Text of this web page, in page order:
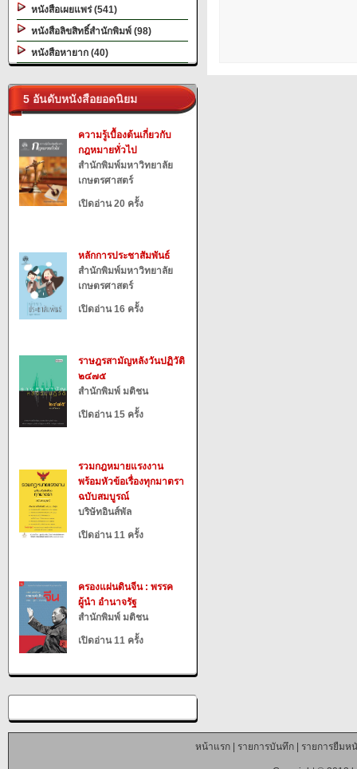
หนังสือเผยแพร่ (541)
หนังสือลิขสิทธิ์สำนักพิมพ์ (98)
หนังสือหายาก (40)
5 อันดับหนังสือยอดนิยม
ความรู้เบื้องต้นเกี่ยวกับ
กฎหมายทั่วไป
สำนักพิมพ์มหาวิทยาลัย
เกษตรศาสตร์
เปิดอ่าน 20 ครั้ง
หลักการประชาสัมพันธ์
สำนักพิมพ์มหาวิทยาลัย
เกษตรศาสตร์
เปิดอ่าน 16 ครั้ง
ราษฎรสามัญหลังวันปฏิวัติ
๒๔๗๕
สำนักพิมพ์ มติชน
เปิดอ่าน 15 ครั้ง
รวมกฎหมายแรงงาน
พร้อมหัวข้อเรื่องทุกมาตรา
ฉบับสมบูรณ์
บริษัทอินส์พัล
เปิดอ่าน 11 ครั้ง
ครองแผ่นดินจีน : พรรค
ผู้นำ อำนาจรัฐ
สำนักพิมพ์ มติชน
เปิดอ่าน 11 ครั้ง
หน้าแรก| รายการบันทึก| รายการยืมห